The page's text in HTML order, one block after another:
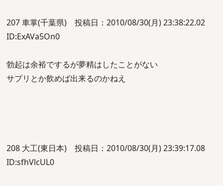
207 車掌(千葉県) 投稿日：2010/08/30(月) 23:38:22.02
ID:ExAVa5On0
勃起は余裕でするが夢精はしたことがない
サプリとか飲めば出来るのかねえ
208 大工(東日本) 投稿日：2010/08/30(月) 23:39:17.08
ID:sfhVlcUL0